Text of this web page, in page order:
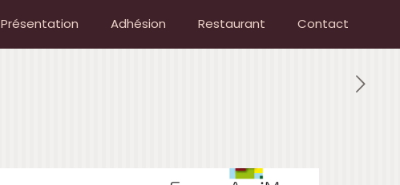
Présentation Adhésion Restaurant Contact